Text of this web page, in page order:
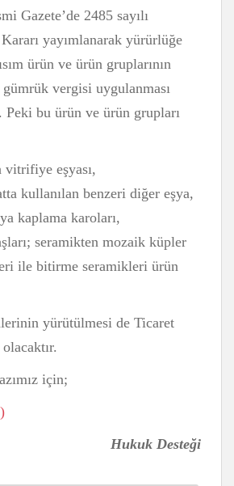
Gazete’de 2485 sayılı
yayımlanarak yürürlüğe
ürün ve ürün gruplarının
vergisi uygulanması
Peki bu ürün ve ürün grupları
vitrifiye eşyası,
kullanılan benzeri diğer eşya,
kaplama karoları,
seramikten mozaik küpler
ile bitirme seramikleri ürün
yürütülmesi de Ticaret
için;
Hukuk Desteği